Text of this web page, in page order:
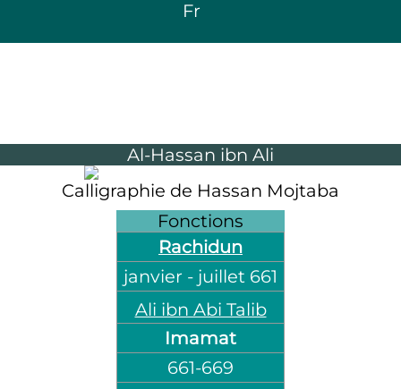
Fr
Al-Hassan ibn Ali
Calligraphie de Hassan Mojtaba
Fonctions
Rachidun
janvier - juillet 661
Ali ibn Abi Talib
Imamat
661-669